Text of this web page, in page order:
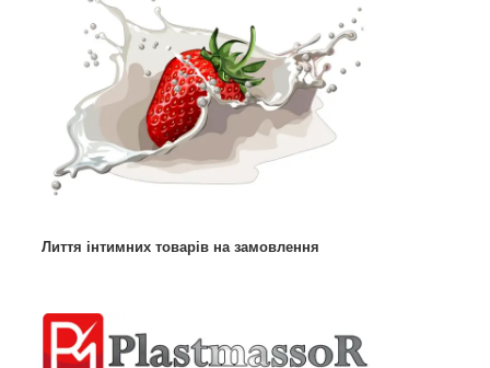
Лиття інтимних товарів на замовлення